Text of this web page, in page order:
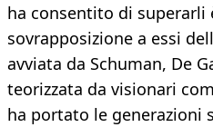
ha consentito di superarli
sovrapposizione a essi
avviata da Schuman, De
teorizzata da visionari
ha portato le generazioni